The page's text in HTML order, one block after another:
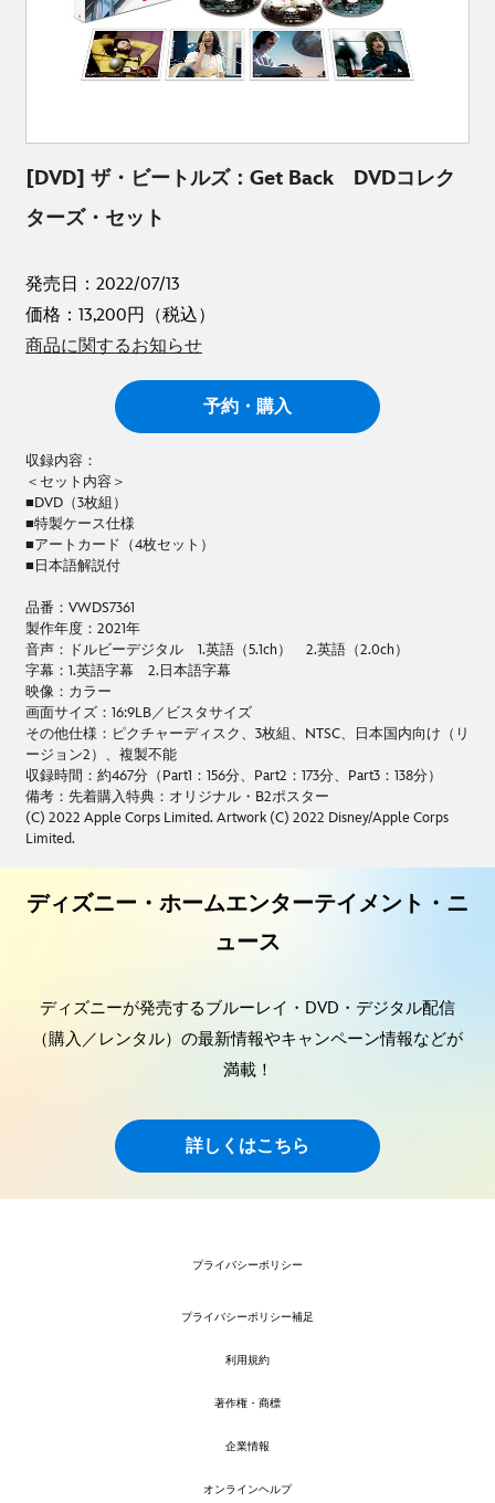
[DVD] ザ・ビートルズ：Get Back DVDコレク
ターズ・セット
発売日：2022/07/13
価格：13,200円（税込）
商品に関するお知らせ
予約・購入
収録内容：
＜セット内容＞
■DVD（3枚組）
■特製ケース仕様
■アートカード（4枚セット）
■日本語解説付
品番：VWDS7361
製作年度：2021年
音声：ドルビーデジタル 1.英語（5.1ch） 2.英語（2.0ch）
字幕：1.英語字幕 2.日本語字幕
映像：カラー
画面サイズ：16:9LB／ビスタサイズ
その他仕様：ピクチャーディスク、3枚組、NTSC、日本国内向け（リ
ージョン2）、複製不能
収録時間：約467分（Part1：156分、Part2：173分、Part3：138分）
備考：先着購入特典：オリジナル・B2ポスター
(C) 2022 Apple Corps Limited. Artwork (C) 2022 Disney/Apple Corps
Limited.
ディズニー・ホームエンターテイメント・ニ
ュース
ディズニーが発売するブルーレイ・DVD・デジタル配信
（購入／レンタル）の最新情報やキャンペーン情報などが
満載！
詳しくはこちら
プライバシーポリシー
プライバシーポリシー補足
利用規約
著作権・商標
企業情報
オンラインヘルプ